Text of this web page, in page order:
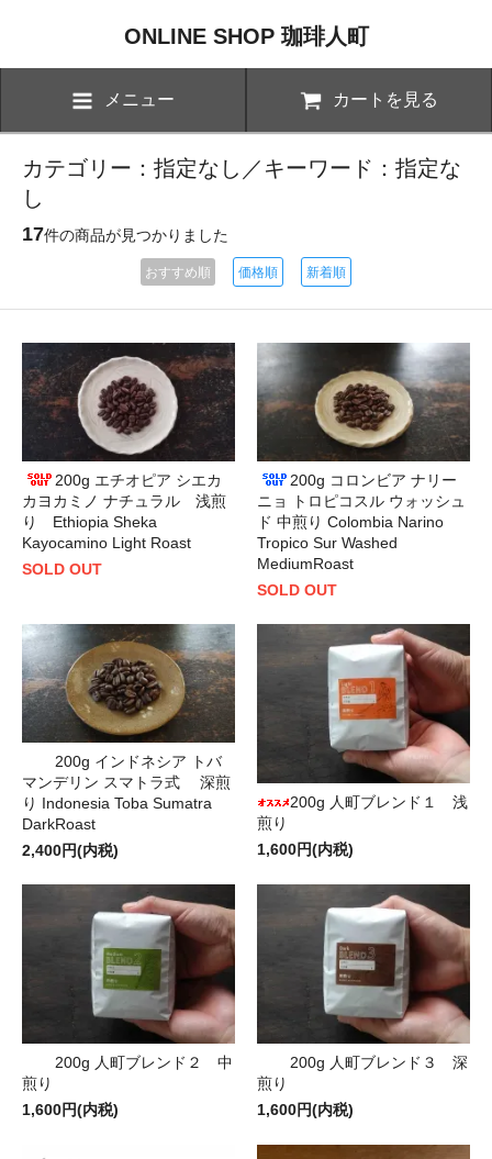
ONLINE SHOP 珈琲人町
メニュー カートを見る
カテゴリー：指定なし／キーワード：指定な
し
17件の商品が見つかりました
おすすめ順 価格順 新着順
200g エチオピア シエカ
カヨカミノ ナチュラル 浅煎
り Ethiopia Sheka
Kayocamino Light Roast
SOLD OUT
200g コロンビア ナリー
ニョ トロピコスル ウォッシュ
ド 中煎り Colombia Narino
Tropico Sur Washed
MediumRoast
SOLD OUT
200g インドネシア トバ
マンデリン スマトラ式 深煎
り Indonesia Toba Sumatra
DarkRoast
2,400円(内税)
200g 人町ブレンド１ 浅
煎り
1,600円(内税)
200g 人町ブレンド２ 中
煎り
1,600円(内税)
200g 人町ブレンド３ 深
煎り
1,600円(内税)